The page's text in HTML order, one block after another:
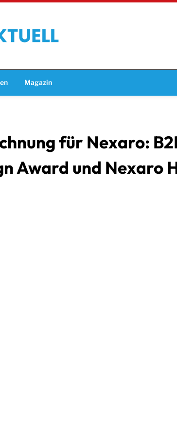
Magazin
für Nexaro:
Award und Nexaro